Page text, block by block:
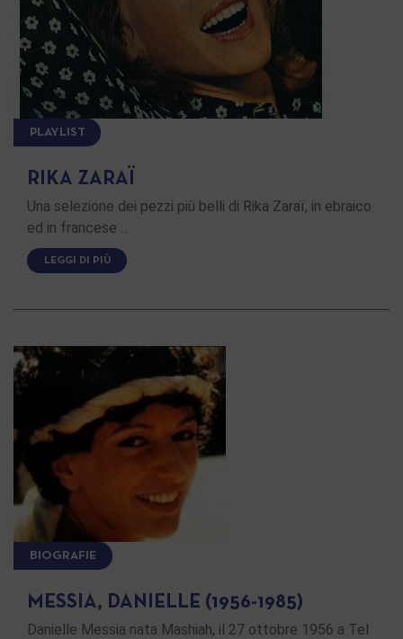
PLAYLIST
RIKA ZARAÏ
Una selezione dei pezzi più belli di Rika Zaraï, in ebraico
ed in francese …
LEGGI DI PIÙ
BIOGRAFIE
MESSIA, DANIELLE (1956-1985)
Danielle Messia nata Mashiah, il 27 ottobre 1956 a Tel